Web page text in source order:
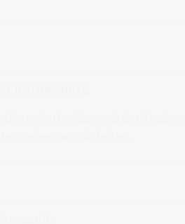
bietet Rothenburg ob der